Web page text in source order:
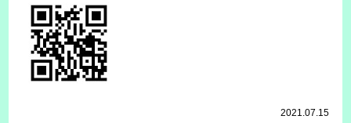
2021.07.15